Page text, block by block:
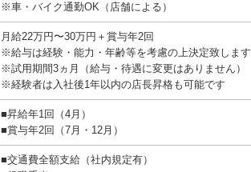
※⾞・バイク通勤OK（店舗による）
⽉給22万円〜30万円＋賞与年2回
※給与は経験・能⼒・年齢等を考慮の上決定致します
※試⽤期間3ヵ⽉（給与・待遇に変更はありません）
※経験者は⼊社後1年以内の店⻑昇格も可能です
■昇給年1回（4⽉）
■賞与年2回（7⽉・12⽉）
■交通費全額⽀給（社内規定有）